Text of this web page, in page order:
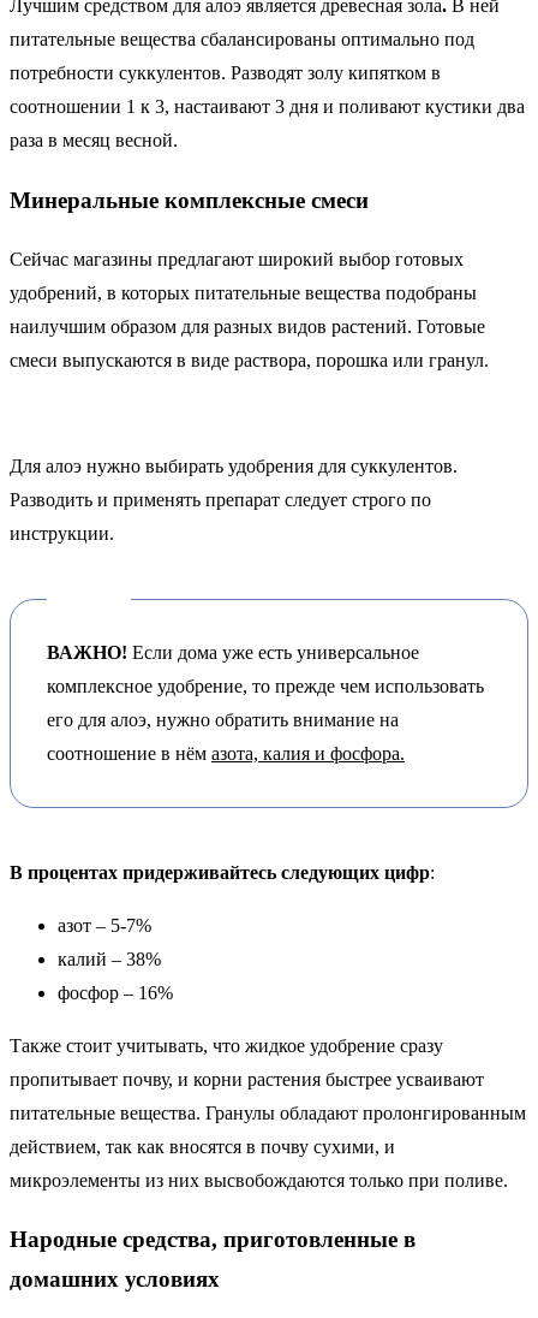
Лучшим средством для алоэ является древесная зола. В ней
питательные вещества сбалансированы оптимально под
потребности суккулентов. Разводят золу кипятком в
соотношении 1 к 3, настаивают 3 дня и поливают кустики два
раза в месяц весной.
Минеральные комплексные смеси
Сейчас магазины предлагают широкий выбор готовых
удобрений, в которых питательные вещества подобраны
наилучшим образом для разных видов растений. Готовые
смеси выпускаются в виде раствора, порошка или гранул.
Для алоэ нужно выбирать удобрения для суккулентов.
Разводить и применять препарат следует строго по
инструкции.
ВАЖНО! Если дома уже есть универсальное
комплексное удобрение, то прежде чем использовать
его для алоэ, нужно обратить внимание на
соотношение в нём азота, калия и фосфора.
В процентах придерживайтесь следующих цифр:
азот – 5-7%
калий – 38%
фосфор – 16%
Также стоит учитывать, что жидкое удобрение сразу
пропитывает почву, и корни растения быстрее усваивают
питательные вещества. Гранулы обладают пролонгированным
действием, так как вносятся в почву сухими, и
микроэлементы из них высвобождаются только при поливе.
Народные средства, приготовленные в
домашних условиях